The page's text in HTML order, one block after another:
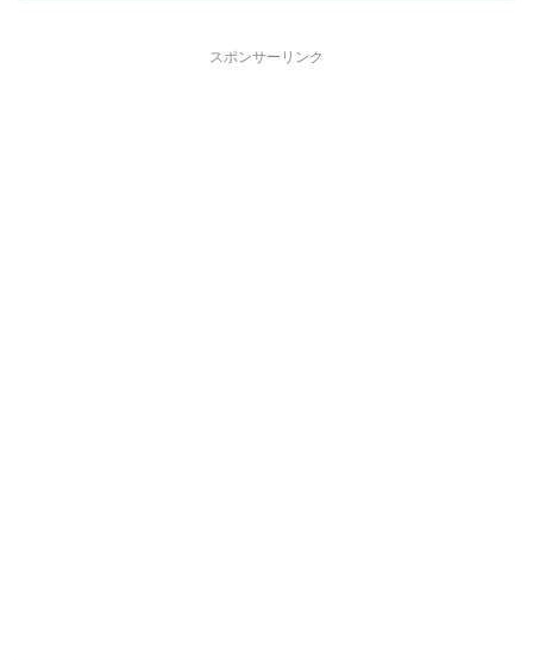
スポンサーリンク